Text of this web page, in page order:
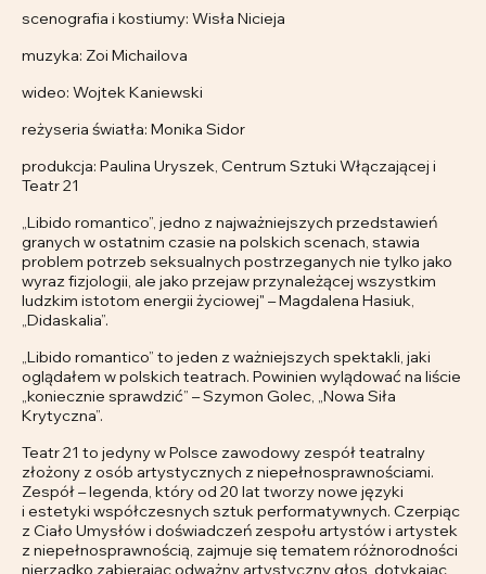
scenografia i kostiumy: Wisła Nicieja
muzyka: Zoi Michailova
wideo: Wojtek Kaniewski
reżyseria światła: Monika Sidor
produkcja: Paulina Uryszek, Centrum Sztuki Włączającej i
Teatr 21
„Libido romantico”, jedno z najważniejszych przedstawień
granych w ostatnim czasie na polskich scenach, stawia
problem potrzeb seksualnych postrzeganych nie tylko jako
wyraz fizjologii, ale jako przejaw przynależącej wszystkim
ludzkim istotom energii życiowej" – Magdalena Hasiuk,
„Didaskalia”.
„Libido romantico” to jeden z ważniejszych spektakli, jaki
oglądałem w polskich teatrach. Powinien wylądować na liście
„koniecznie sprawdzić” – Szymon Golec, „Nowa Siła
Krytyczna”.
Teatr 21 to jedyny w Polsce zawodowy zespół teatralny
złożony z osób artystycznych z niepełnosprawnościami.
Zespół – legenda, który od 20 lat tworzy nowe języki
i estetyki współczesnych sztuk performatywnych. Czerpiąc
z Ciało Umysłów i doświadczeń zespołu artystów i artystek
z niepełnosprawnością, zajmuje się tematem różnorodności
nierzadko zabierając odważny artystyczny głos, dotykając